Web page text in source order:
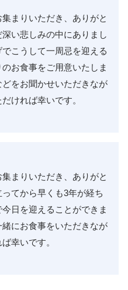
まりいただき、ありがと
い悲しみの中にありまし
こうして一周忌を迎える
お食事をご用意いたしま
をお聞かせいただきなが
ければ幸いです。
まりいただき、ありがと
てから早くも3年が経ち
日を迎えることができま
にお食事をいただきなが
幸いです。